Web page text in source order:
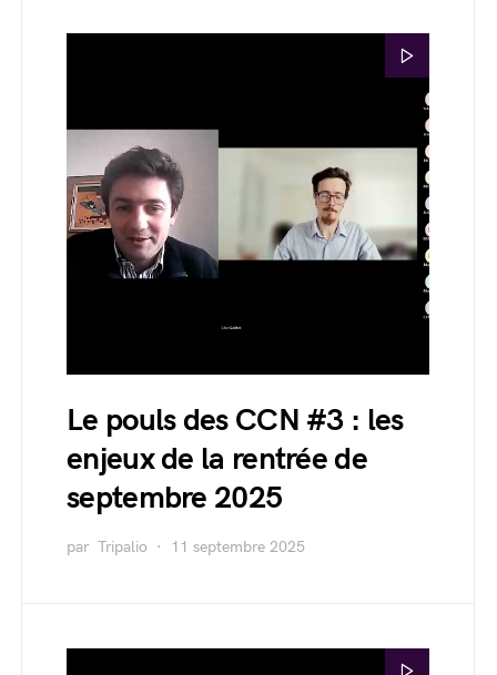
Le pouls des CCN #3 : les
enjeux de la rentrée de
septembre 2025
par Tripalio 11 septembre 2025